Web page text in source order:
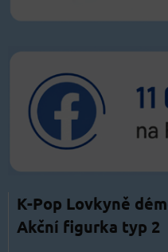
K-Pop Lovkyně
Akční figurka typ 2